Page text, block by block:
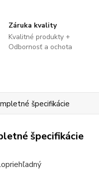
Záruka kvality
Kvalitné produkty +
Odbornosť a ochota
špecifikácie
špecifikácie